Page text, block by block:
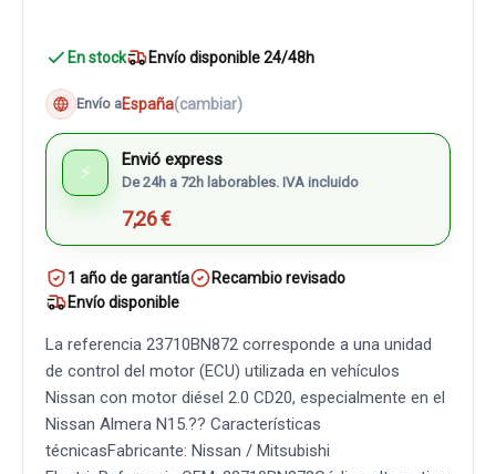
En stock Envío disponible 24/48h
Envío aEspaña(cambiar)
⚡
Envió express
De 24h a 72h laborables. IVA incluido
7,26 €
1 año de garantía
Recambio revisado
Envío disponible
La referencia 23710BN872 corresponde a una unidad
de control del motor (ECU) utilizada en vehículos
Nissan con motor diésel 2.0 CD20, especialmente en el
Nissan Almera N15.?? Características
técnicasFabricante: Nissan / Mitsubishi